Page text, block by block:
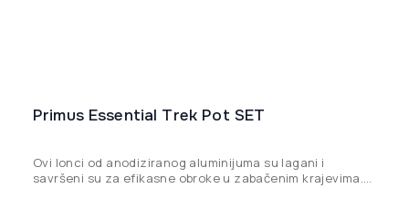
Primus Essential Trek Pot SET
Ovi lonci od anodiziranog aluminijuma su lagani i
savršeni su za efikasne obroke u zabačenim krajevima.